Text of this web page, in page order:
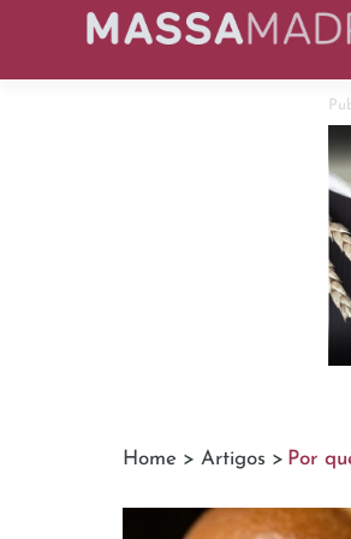
Home > Artigos > Por